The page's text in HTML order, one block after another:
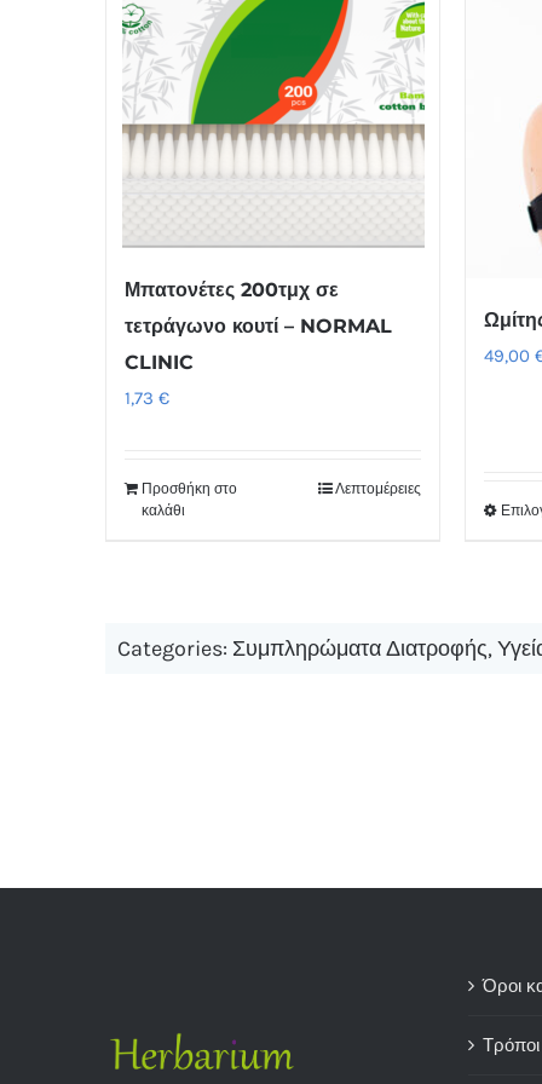
Μπατονέτες 200τμχ σε
τετράγωνο κουτί – NORMAL
CLINIC
1,73 €
Προσθήκη στο
καλάθι
Λεπτομέρειες
49,00
Categories: Συμπληρώματα Διατροφής,
Όροι